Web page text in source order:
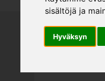
sisältöjä ja
Hyväksyn